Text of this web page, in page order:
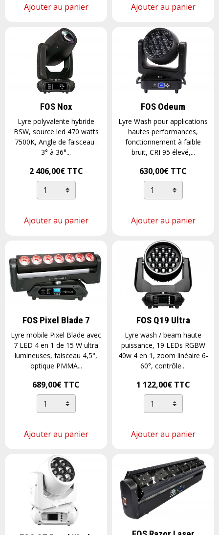
Ajouter au panier Ajouter au panier
FOS Nox
Lyre polyvalente hybride
BSW, source led 470 watts
7500K, Angle de faisceau :
3° à 36°...
2 406,00€ TTC
Ajouter au panier
FOS Odeum
Lyre Wash pour applications
hautes performances,
fonctionnement à faible
bruit, CRI 95 élevé,...
630,00€ TTC
Ajouter au panier
FOS Pixel Blade 7
Lyre mobile Pixel Blade avec
7 LED 4 en 1 de 15 W ultra
lumineuses, faisceau 4,5°,
optique PMMA...
689,00€ TTC
Ajouter au panier
FOS Q19 Ultra
Lyre wash / beam haute
puissance, 19 LEDs RGBW
40w 4 en 1, zoom linéaire 6-
60°, contrôle...
1 122,00€ TTC
Ajouter au panier